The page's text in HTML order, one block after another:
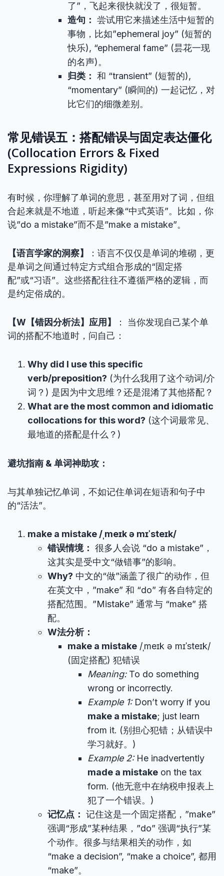
了”，飞起来很快就没了，很短暂。
造句： 尝试用它来描述生活中短暂的
事物，比如”ephemeral joy” (短暂的
快乐), “ephemeral fame” (昙花一现
的名声)。
归类： 和 “transient” (短暂的),
“momentary” (瞬间的) 一起记忆，对
比它们的细微差别。
常见错误五：搭配错误与固定表达僵化
(Collocation Errors & Fixed
Expressions Rigidity)
有时候，你理解了单词的意思，甚至用对了词，但组
合起来就是不地道，听起来像“中式英语”。比如，你
说”do a mistake”而不是”make a mistake”。
【语言学家的洞察】
：语言不仅仅是单词的堆砌，更
是单词之间通过特定方式组合形成的“固定搭
配”或“习语”。这些搭配往往不遵循严格的逻辑，而
是约定俗成的。
【W【错因分析法】应用】
： 当你发现自己某个单
词的搭配不地道时，问自己：
Why did I use this specific
verb/preposition? (为什么我用了这个动词/介
词？) 是因为中文思维？还是混淆了其他搭配？
What are the most common and idiomatic
collocations for this word? (这个词最常见、
最地道的搭配是什么？)
避坑指南 & 单词神助攻：
与其单独记忆单词，不如记住单词在短语和句子中
的“活法”。
make a mistake /ˌmeɪk ə mɪˈsteɪk/
错误情境： 很多人会说 “do a mistake”，
这其实是受中文“做错事”的影响。
Why? 中文的“做”涵盖了很广的动作，但
在英文中，”make” 和 “do” 有各自特定的
搭配范围。”Mistake” 通常与 “make” 搭
配。
W法分析：
make a mistake /ˌmeɪk ə mɪˈsteɪk/
(固定搭配) 犯错误
Meaning:To do something
wrong or incorrectly.
Example 1:Don’t worry if you
make a mistake; just learn
from it. (别担心犯错；从错误中
学习就好。)
Example 2:He inadvertently
made a mistake on the tax
form. (他无意中在纳税申报表上
犯了一个错误。)
记忆点： 记住这是一个固定搭配，”make”
强调“形成”某种结果，”do” 强调“执行”某
个动作。很多与结果相关的动作，如
“make a decision”, “make a choice”, 都用
“make”。